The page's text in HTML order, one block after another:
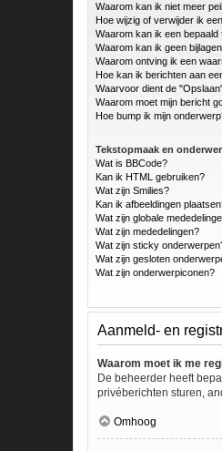
Waarom kan ik niet meer
Hoe wijzig of verwijder ik
Waarom kan ik een bepaald
Waarom kan ik geen
Waarom ontving ik een
Hoe kan ik berichten aan
Waarvoor dient de
Waarom moet mijn bericht
Hoe bump ik mijn
Tekstopmaak en
Wat is BBCode?
Kan ik HTML gebruiken?
Wat zijn Smilies?
Kan ik afbeeldingen
Wat zijn globale
Wat zijn mededelingen?
Wat zijn sticky
Wat zijn gesloten
Wat zijn onderwerpiconen?
Aanmeld- en
Waarom moet ik me
De beheerder heeft
privéberichten sturen,
Omhoog